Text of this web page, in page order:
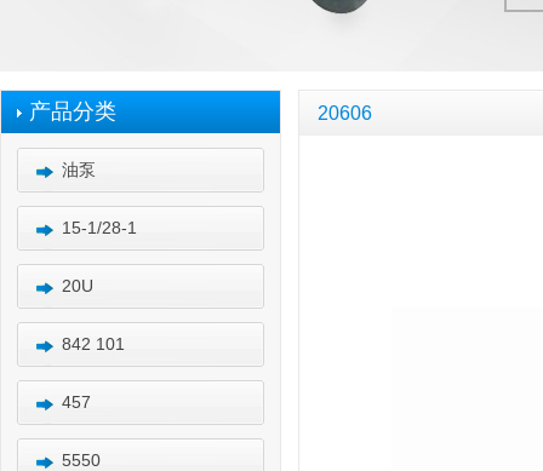
产品分类
油泵
15-1/28-1
20U
842 101
457
5550
20606